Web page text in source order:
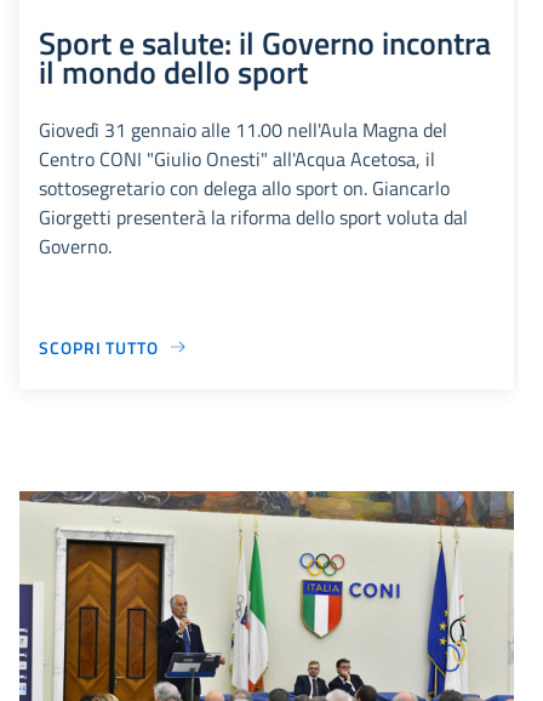
Sport e salute: il Governo incontra
il mondo dello sport
Giovedì 31 gennaio alle 11.00 nell'Aula Magna del
Centro CONI "Giulio Onesti" all'Acqua Acetosa, il
sottosegretario con delega allo sport on. Giancarlo
Giorgetti presenterà la riforma dello sport voluta dal
Governo.
SCOPRI TUTTO